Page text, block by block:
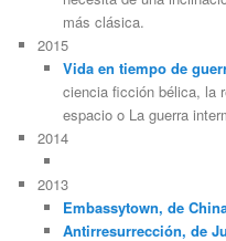
más clásica.
2015
Vida en tiempo de
ciencia ficción bélica, la
espacio o La guerra
2014
2013
Embassytown, de
Antirresurrección, de